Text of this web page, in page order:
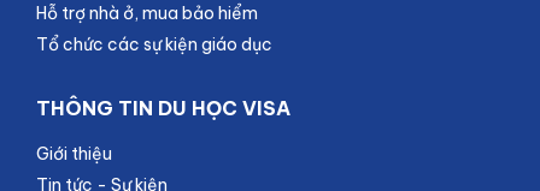
Hỗ trợ nhà ở, mua bảo hiểm
Tổ chức các sự kiện giáo dục
THÔNG TIN DU HỌC VISA
Giới thiệu
Tin tức - Sự kiện